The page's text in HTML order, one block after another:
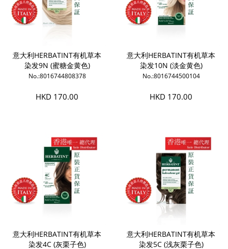
意大利HERBATINT有机草本
染发9N (蜜糖金黄色)
No.:8016744808378
HKD 170.00
意大利HERBATINT有机草本
染发10N (淡金黄色)
No.:8016744500104
HKD 170.00
意大利HERBATINT有机草本
染发4C (灰栗子色)
意大利HERBATINT有机草本
染发5C (浅灰栗子色)